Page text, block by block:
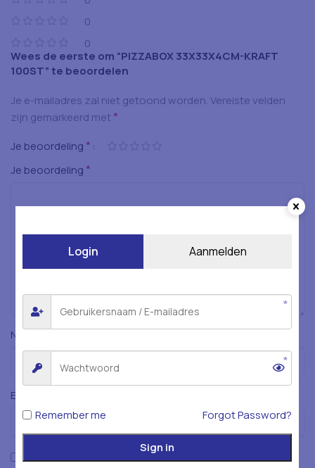
0
0
Wees de eerste om “PIZZABOX 33X33X4CM-KRAFT
100ST” te beoordelen
Je e-mailadres zal niet getoond worden.Vereiste velden
zijn gemarkeerd met *
Je beoordeling *
Je beoordeling *
Naam *
E-mail
Mijn naam, e-mailadres en website opslaan in deze
Login Aanmelden
Remember me Forgot Password?
Sign in